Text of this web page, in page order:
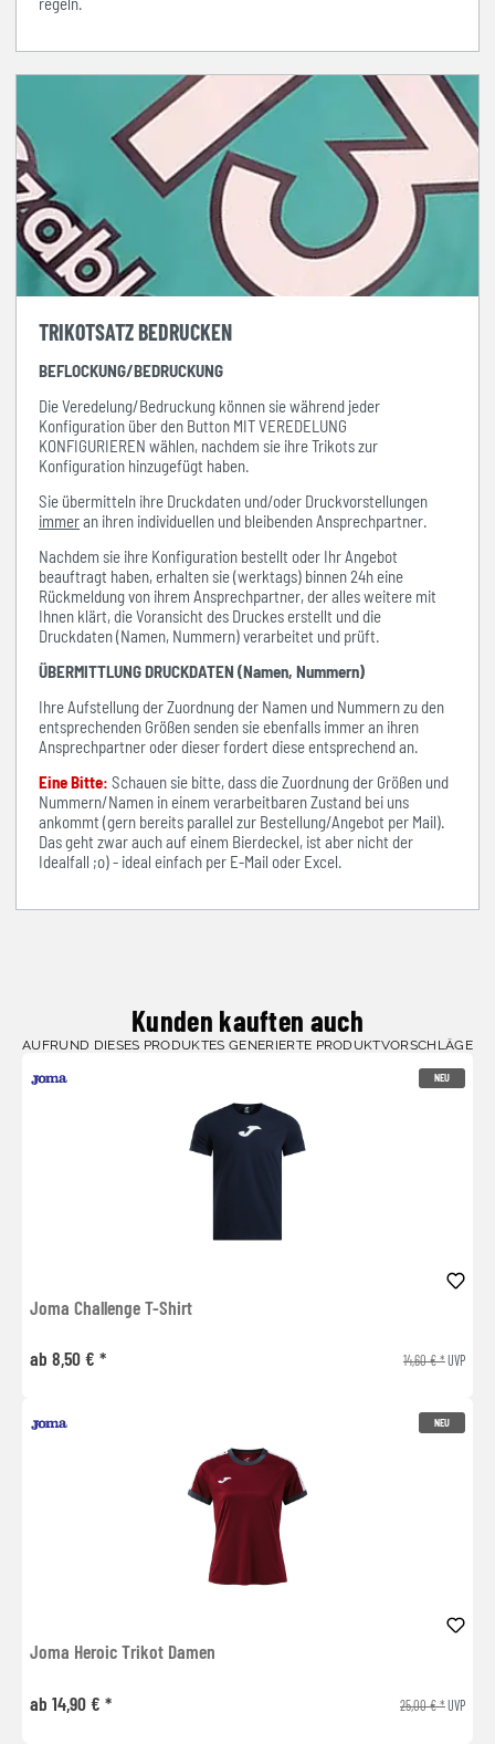
TRIKOTSATZ BEDRUCKEN
BEFLOCKUNG/BEDRUCKUNG
Die Veredelung/Bedruckung können sie während jeder
Konfiguration über den Button MIT VEREDELUNG
KONFIGURIEREN wählen, nachdem sie ihre Trikots zur
Konfiguration hinzugefügt haben.
Sie übermitteln ihre Druckdaten und/oder Druckvorstellungen
immeran ihren individuellen und bleibenden Ansprechpartner.
Nachdem sie ihre Konfiguration bestellt oder Ihr Angebot
beauftragt haben, erhalten sie (werktags) binnen 24h eine
Rückmeldung von ihrem Ansprechpartner, der alles weitere mit
Ihnen klärt, die Voransicht des Druckes erstellt und die
Druckdaten (Namen, Nummern) verarbeitet und prüft.
ÜBERMITTLUNG DRUCKDATEN (Namen, Nummern)
Ihre Aufstellung der Zuordnung der Namen und Nummern zu den
entsprechenden Größen senden sie ebenfalls immer an ihren
Ansprechpartner oder dieser fordert diese entsprechend an.
Eine Bitte: Schauen sie bitte, dass die Zuordnung der Größen und
Nummern/Namen in einem verarbeitbaren Zustand bei uns
ankommt (gern bereits parallel zur Bestellung/Angebot per Mail).
Das geht zwar auch auf einem Bierdeckel, ist aber nicht der
Idealfall ;o) - ideal einfach per E-Mail oder Excel.
Kunden kauften auch
AUFRUND DIESES PRODUKTES GENERIERTE PRODUKTVORSCHLÄGE
NEU
Joma Challenge T-Shirt
ab 8,50 € * 14,60 € *UVP
NEU
Joma Heroic Trikot Damen
ab 14,90 € * 25,00 € *UVP